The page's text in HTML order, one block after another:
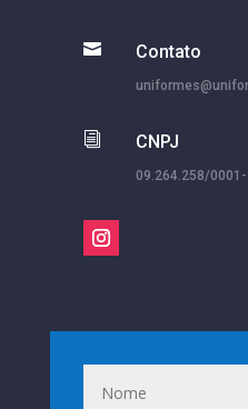
 Contato
i CNPJ
09.264.258/